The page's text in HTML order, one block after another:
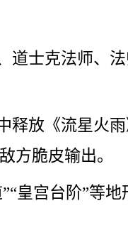
道士克法师、
释放《流星火
方脆皮输出。
皇宫台阶”等